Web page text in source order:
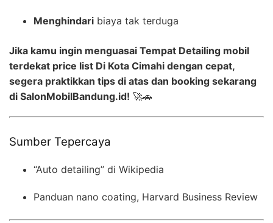
Menghindari biaya tak terduga
Jika kamu ingin menguasai Tempat Detailing mobil
terdekat price list Di Kota Cimahi dengan cepat,
segera praktikkan tips di atas dan booking sekarang
di SalonMobilBandung.id! 🚀🚗
Sumber Tepercaya
“Auto detailing” di Wikipedia
Panduan nano coating, Harvard Business Review